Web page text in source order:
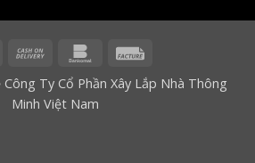
Visa
Cash
Delivery
Bankomat
Ty Cổ Phần Xây Lắp Nhà Thông
Minh Việt Nam